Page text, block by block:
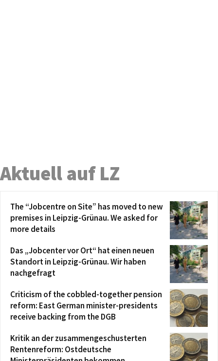
Aktuell auf LZ
The “Jobcentre on Site” has moved to new
premises in Leipzig-Grünau. We asked for
more details
Das „Jobcenter vor Ort“ hat einen neuen
Standort in Leipzig-Grünau. Wir haben
nachgefragt
Criticism of the cobbled-together pension
reform: East German minister-presidents
receive backing from the DGB
Kritik an der zusammengeschusterten
Rentenreform: Ostdeutsche